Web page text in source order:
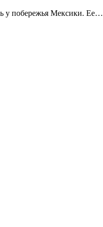
у побережья Мексики. Ее…